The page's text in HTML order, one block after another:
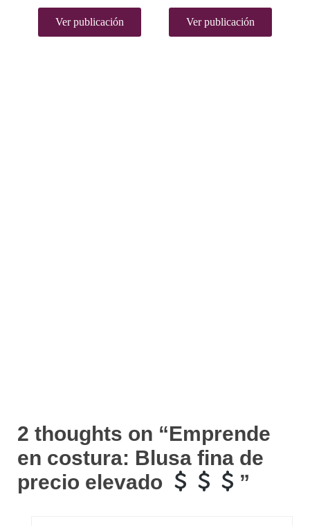
Ver publicación Ver publicación
2 thoughts on “Emprende
en costura: Blusa fina de
precio elevado
”